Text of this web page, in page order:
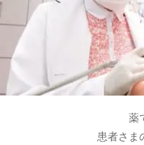
薬
患者さま